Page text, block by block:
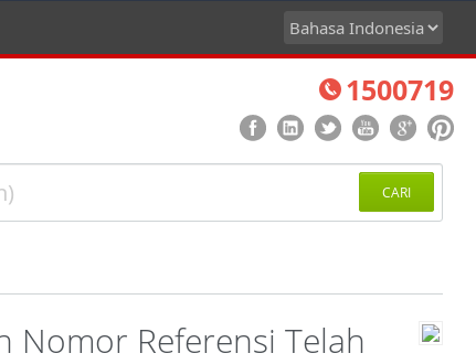
1500719
CARI
Nomor Referensi Telah